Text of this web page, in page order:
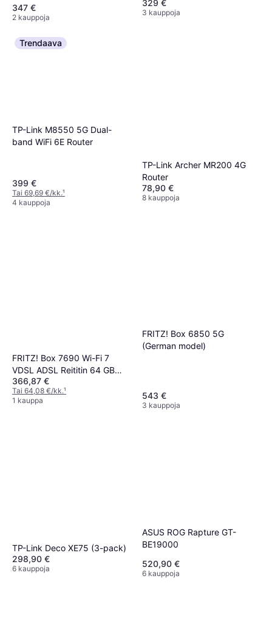
347 €
2 kauppoja
329 €
3 kauppoja
Trendaava
TP-Link M8550 5G Dual-
band WiFi 6E Router
399 €
Tai 69,69 €/kk.¹
4 kauppoja
TP-Link Archer MR200 4G
Router
78,90 €
8 kauppoja
FRITZ! Box 7690 Wi-Fi 7
VDSL ADSL Reititin 64 GB
SanDisk USB Muistitikku
366,87 €
Tai 64,08 €/kk.¹
1 kauppa
FRITZ! Box 6850 5G
(German model)
543 €
3 kauppoja
TP-Link Deco XE75 (3-pack)
298,90 €
6 kauppoja
ASUS ROG Rapture GT-
BE19000
520,90 €
6 kauppoja